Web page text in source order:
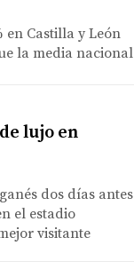
en Castilla y León
la media nacional
lujo en
dos días antes
el estadio
visitante